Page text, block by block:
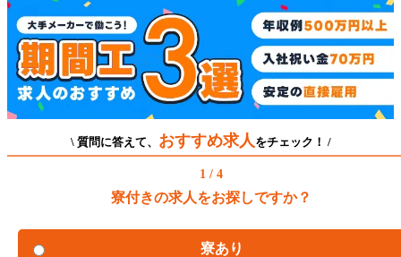
\ 質問に答えて、 おすすめ求人 をチェック！ /
1 / 4
寮付きの求人をお探しですか？
寮あり